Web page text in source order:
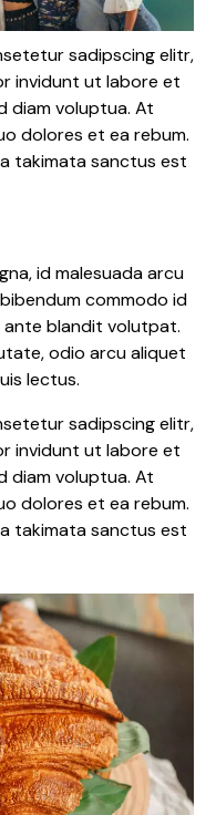
sadipscing elitr,
invidunt ut labore et
diam voluptua. At
dolores et ea rebum.
takimata sanctus est
id malesuada arcu
commodo id
ante blandit volutpat.
odio arcu aliquet
lectus.
sadipscing elitr,
invidunt ut labore et
diam voluptua. At
dolores et ea rebum.
takimata sanctus est